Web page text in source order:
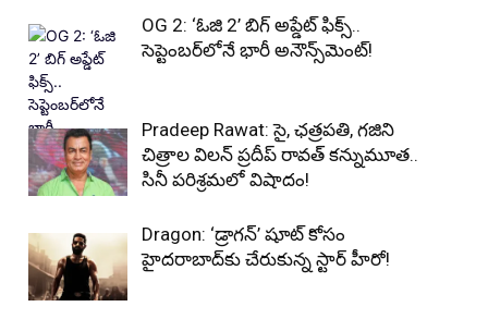
OG 2: ‘ఓజి 2’ బిగ్ అప్డేట్ ఫిక్స్..
సెప్టెంబర్‌లోనే భారీ అనౌన్స్‌మెంట్!
Pradeep Rawat: సై, ఛత్రపతి, గజిని
చిత్రాల విలన్ ప్రదీప్ రావత్ కన్నుమూత..
సినీ పరిశ్రమలో విషాదం!
Dragon: ‘డ్రాగన్’ షూట్ కోసం
హైదరాబాద్‌కు చేరుకున్న స్టార్ హీరో!